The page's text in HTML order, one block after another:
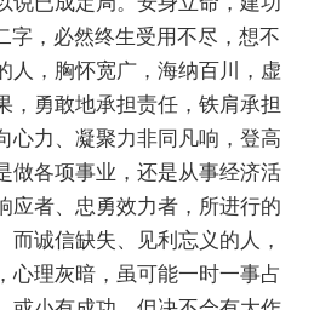
字，必然终生受用不尽，想不
人，胸怀宽广，海纳百川，虚
，勇敢地承担责任，铁肩承担
心力、凝聚力非同凡响，登高
做各项事业，还是从事经济活
应者、忠勇效力者，所进行的
而诚信缺失、见利忘义的人，
心理灰暗，虽可能一时一事占